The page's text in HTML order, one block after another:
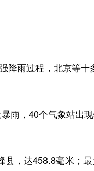
雨过程，北京等十
，40个气象站出
，达458.8毫米；